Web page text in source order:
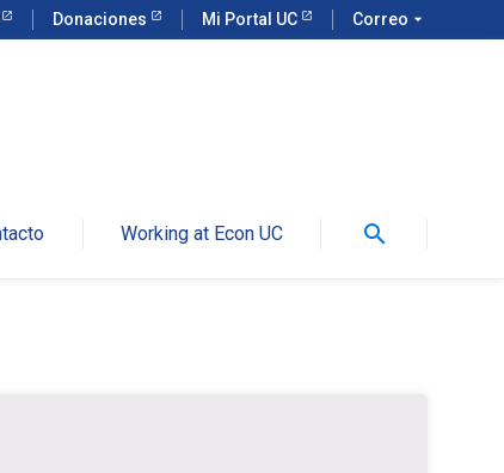
Donaciones Mi Portal UC Correo arrow_drop_down
Working at Econ UC search